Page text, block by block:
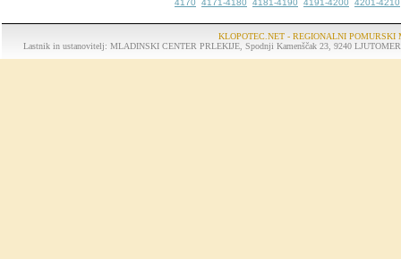
4170 4171-4180 4181-4190 4191-4200 4201-4210
KLOPOTEC.NET - REGIONALNI POMURSKI
Lastnik in ustanovitelj: MLADINSKI CENTER PRLEKIJE, Spodnji Kamenščak 23, 9240